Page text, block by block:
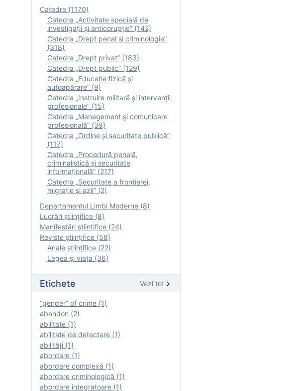
Catedre (1170)
Catedra „Activitate specială de
investigaţii şi anticorupție” (142)
Catedra „Drept penal și criminologie”
(318)
Catedra „Drept privat” (183)
Catedra „Drept public” (129)
Catedra „Educație fizică şi
autoapărare” (9)
Catedra „Instruire militară şi intervenţii
profesionale” (15)
Catedra „Management și comunicare
profesională” (39)
Catedra „Ordine și securitate publică”
(117)
Catedra „Procedură penală,
criminalistică și securitate
informațională” (217)
Catedra „Securitate a frontierei,
migrație și azil” (2)
Departamentul Limbi Moderne (8)
Lucrări științifice (8)
Manifestări ştiinţifice (24)
Reviste ştiinţifice (58)
Anale ştiinţifice (22)
Legea şi viaţa (36)
Etichete Vezi tot
“gender” of crime (1)
abandon (2)
abilitate (1)
abilitate de detectare (1)
abilităţi (1)
abordare (1)
abordare complexă (1)
abordare criminologică (1)
abordare integratoare (1)